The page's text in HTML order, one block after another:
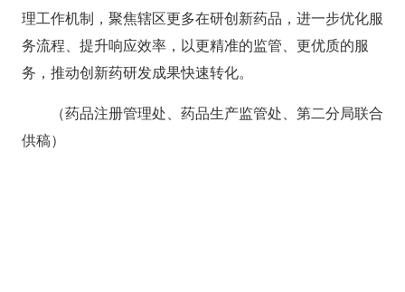
理工作机制，聚焦辖区更多在研创新药品，进一步优化服
务流程、提升响应效率，以更精准的监管、更优质的服
务，推动创新药研发成果快速转化。
（药品注册管理处、药品生产监管处、第二分局联合
供稿）